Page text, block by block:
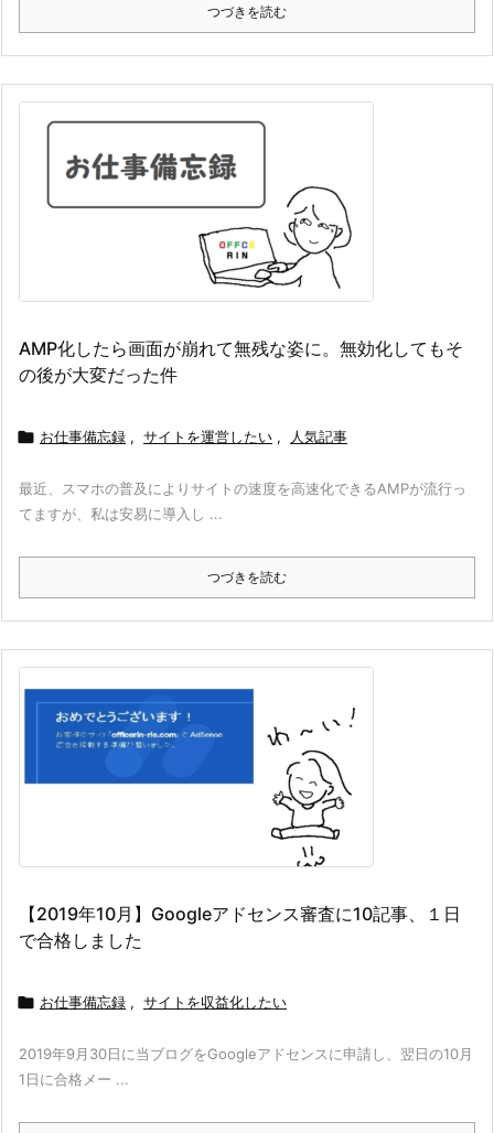
つづきを読む
AMP化したら画面が崩れて無残な姿に。無効化してもそ
の後が大変だった件
 お仕事備忘録 , サイトを運営したい , 人気記事
最近、スマホの普及によりサイトの速度を高速化できるAMPが流行っ
てますが、私は安易に導入し ...
つづきを読む
【2019年10月】Googleアドセンス審査に10記事、１日
で合格しました
 お仕事備忘録 , サイトを収益化したい
2019年9月30日に当ブログをGoogleアドセンスに申請し、翌日の10月
1日に合格メー ...